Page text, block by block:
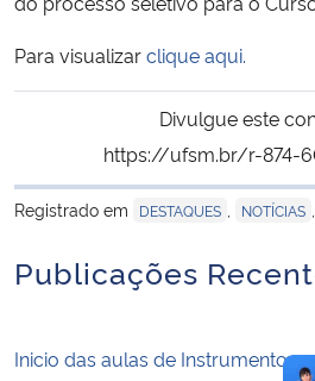
Controladoria-Geral da União
Secretaria de Governo
Gabinete de Segurança Institucional
Para visualizarclique aqui.
Divulgue este
https://ufsm.br/r-874-
Registrado em
DESTAQUES NOTÍCIAS
Publicações
Inicio das aulas de Instrumentos